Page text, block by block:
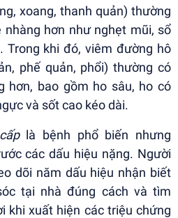
xoang, thanh quản) thường
hơn như nghẹt mũi, sổ
Trong khi đó, viêm đường hô
phế quản, phổi) thường có
hơn, bao gồm ho sâu, ho có
và sốt cao kéo dài.
là bệnh phổ biến nhưng
các dấu hiệu nặng. Người
dõi năm dấu hiệu nhận biết
tại nhà đúng cách và tìm
khi xuất hiện các triệu chứng